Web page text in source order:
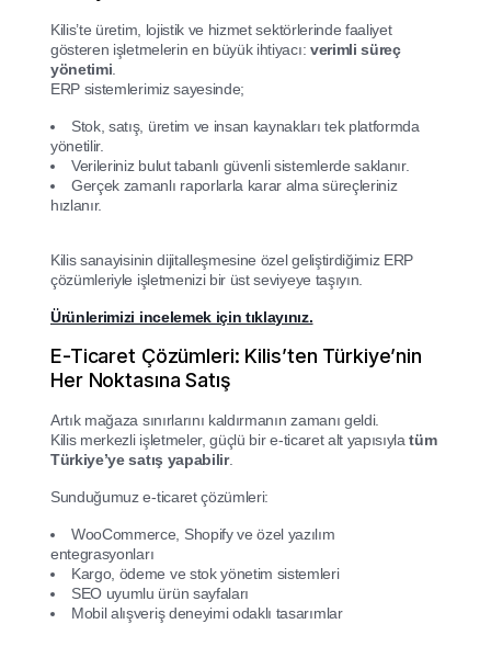
Kilis’te üretim, lojistik ve hizmet sektörlerinde faaliyet
gösteren işletmelerin en büyük ihtiyacı: verimli süreç
yönetimi
ERP sistemlerimiz sayesinde;
Stok, satış, üretim ve insan kaynakları tek platformda
yönetilir.
Verileriniz bulut tabanlı güvenli sistemlerde saklanır.
Gerçek zamanlı raporlarla karar alma süreçleriniz
hızlanır.
Kilis sanayisinin dijitalleşmesine özel geliştirdiğimiz ERP
çözümleriyle işletmenizi bir üst seviyeye taşıyın.
Ürünlerimizi incelemek için tıklayınız.
E-Ticaret Çözümleri: Kilis’ten Türkiye’nin
Her Noktasına Satış
Artık mağaza sınırlarını kaldırmanın zamanı geldi.
Kilis merkezli işletmeler, güçlü bir e-ticaret alt yapısıylatüm
Türkiye’ye satış yapabilir.
Sunduğumuz e-ticaret çözümleri:
WooCommerce, Shopify ve özel yazılım
entegrasyonları
Kargo, ödeme ve stok yönetim sistemleri
SEO uyumlu ürün sayfaları
Mobil alışveriş deneyimi odaklı tasarımlar